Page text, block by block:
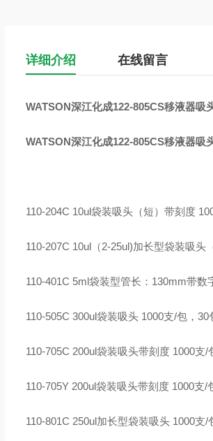
详细介绍 在线留言
WATSON深江化成122-805CS移液器吸
WATSON深江化成122-805CS移液器吸
110-204C 10ul袋装吸头（短）带刻度
110-207C 10ul（2-25ul)加长型袋装吸头
110-401C 5ml袋装型管长：130mm带数
110-505C 300ul袋装吸头 1000支/包，30
110-705C 200ul袋装吸头带刻度 1000支/
110-705Y 200ul袋装吸头带刻度 1000支/
110-801C 250ul加长型袋装吸头 1000支/